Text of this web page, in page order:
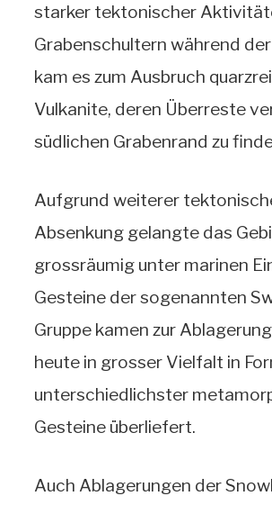
starker tektonischer
Grabenschultern während
kam es zum Ausbruch
Vulkanite, deren Überreste
südlichen Grabenrand zu
Aufgrund weiterer
Absenkung gelangte das
grossräumig unter marinen
Gesteine der sogenannten
Gruppe kamen zur
heute in grosser Vielfalt in
unterschiedlichster
Gesteine überliefert.
Auch Ablagerungen der